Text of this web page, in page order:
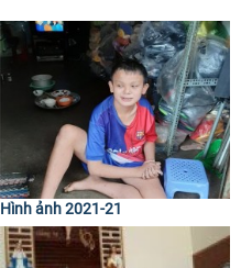
Hình ảnh 2021-21